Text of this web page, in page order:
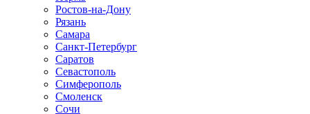
Ростов-на-Дону
Рязань
Самара
Санкт-Петербург
Саратов
Севастополь
Симферополь
Смоленск
Сочи